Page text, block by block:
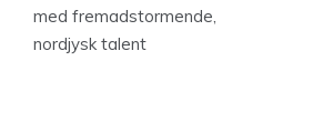
med fremadstormende,
nordjysk talent